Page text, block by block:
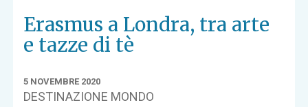
Erasmus a Londra, tra arte
e tazze di tè
5 NOVEMBRE 2020
DESTINAZIONE MONDO